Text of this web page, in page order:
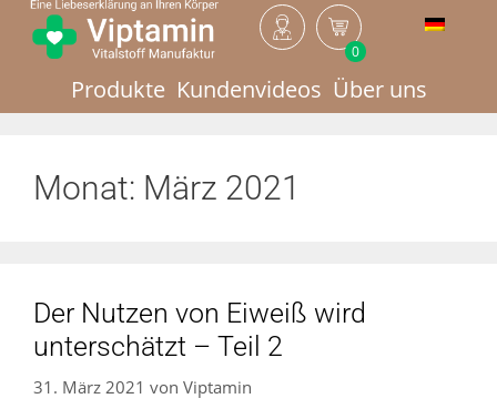
0
Produkte Kundenvideos Über uns
Monat: März 2021
Der Nutzen von Eiweiß wird
unterschätzt – Teil 2
31. März 2021 von Viptamin